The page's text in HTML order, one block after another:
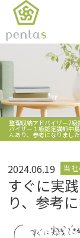
整理収納アドバイザー2
バイザー１級認定講師中
んあり、参考になりまし
2024.06.19 当
すぐに実
り、参考